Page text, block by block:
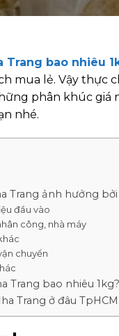
Trang bao nhiêu
mua lẻ. Vậy thực
phân khúc giá
nhé.
Trang ảnh hưởng
đầu vào
công, nhà máy
chuyển
Trang bao nhiêu 1kg?
Trang ở đâu